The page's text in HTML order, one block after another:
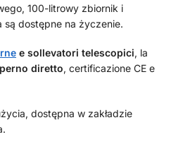
100-litrowy zbiornik i
dostępne na życzenie.
e sollevatori telescopici, la
diretto, certificazione CE e
dostępna w zakładzie